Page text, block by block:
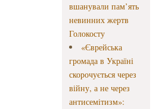
вшанували пам’ять
невинних жертв
Голокосту
«Єврейська
громада в Україні
скорочується через
війну, а не через
антисемітизм»: